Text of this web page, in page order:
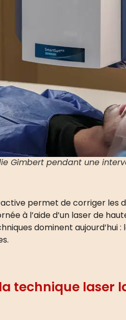
Gimbert pendant une
permet de corriger les
à l’aide d’un laser de
dominent aujourd’hui :
la technique laser